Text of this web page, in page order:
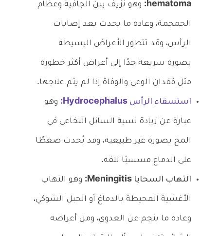
hematoma: وهو نزيف بين الجافية وعظام
الجمجمة، وعادة ما يحدث بعد إصابات
الرأس، وقد تتطور الأعراض البسيطة
بصورة سريعة جدًا إلى أعراض أكثر خطورة
مثل فقدان الوعي والوفاة إذا لم يتم علاجها.
استسقاء الرأس Hydrocephalus: وهو
عبارة عن زيادة نسبة السائل النخاعي في
المخ بصورة غير طبيعية، وقد يُحدث ضغطًا
على الدماغ مسسبًا تلفه.
التهاب السحايا Meningitis: وهو التهاب
الأغشية المحيطة بالدماغ أو الحبل الشوكي،
وعادة ما ينجم عن العدوى، ومن أعراضه